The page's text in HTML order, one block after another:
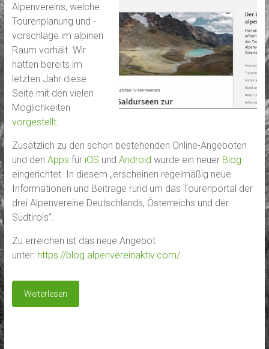
Alpenvereins, welche
Tourenplanung und -
vorschläge im alpinen
Raum vorhält. Wir
hatten bereits im
letzten Jahr diese
Seite mit den vielen
Möglichkeiten
vorgestellt.
Zusätzlich zu den schon bestehenden Online-Angeboten
und den Apps für iOS und Android wurde ein neuer Blog
eingerichtet. In diesem „erscheinen regelmäßig neue
Informationen und Beitrage rund um das Tourenportal der
drei Alpenvereine Deutschlands, Österreichs und der
Südtirols“.
Zu erreichen ist das neue Angebot
unter: https://blog.alpenvereinaktiv.com/
Weiterlesen